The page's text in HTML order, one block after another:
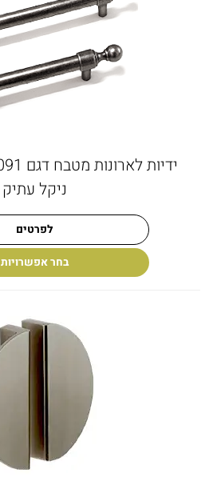
ניקל עתיק
לפרטים
בחר אפשרויות